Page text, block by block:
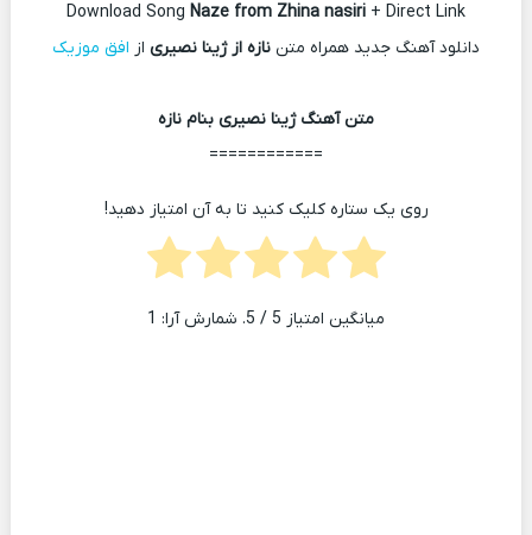
Download Song Naze from Zhina nasiri + Direct Link
دانلود آهنگ جدید همراه متن نازه از ژینا نصیری از افق موزیک
متن آهنگ ژینا نصیری بنام نازه
============
روی یک ستاره کلیک کنید تا به آن امتیاز دهید!
میانگین امتیاز 5 / 5. شمارش آرا: 1